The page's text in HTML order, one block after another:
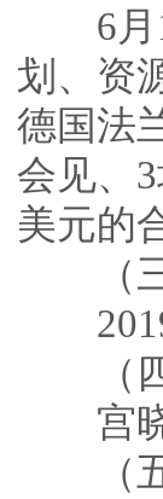
6月15
划、资
德国法
会见、
美元的
（三
2019
（四
宫晓
（五